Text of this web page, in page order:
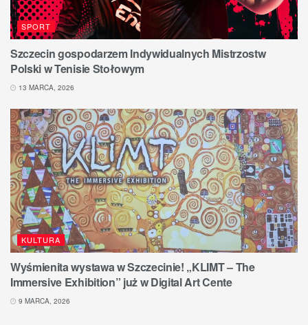
SPORT
Szczecin gospodarzem Indywidualnych Mistrzostw
Polski w Tenisie Stołowym
13 MARCA, 2026
KULTURA
Wyśmienita wystawa w Szczecinie! „KLIMT – The
Immersive Exhibition” już w Digital Art Cente
9 MARCA, 2026